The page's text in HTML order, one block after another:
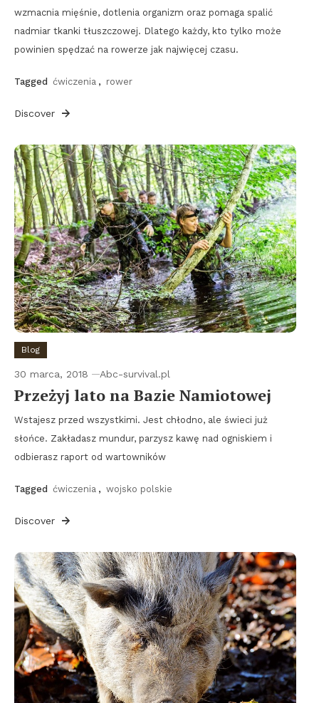
wzmacnia mięśnie, dotlenia organizm oraz pomaga spalić
nadmiar tkanki tłuszczowej. Dlatego każdy, kto tylko może
powinien spędzać na rowerze jak najwięcej czasu.
Tagged ćwiczenia , rower
Discover
Blog
30 marca, 2018 Abc-survival.pl
Przeżyj lato na Bazie Namiotowej
Wstajesz przed wszystkimi. Jest chłodno, ale świeci już
słońce. Zakładasz mundur, parzysz kawę nad ogniskiem i
odbierasz raport od wartowników
Tagged ćwiczenia , wojsko polskie
Discover